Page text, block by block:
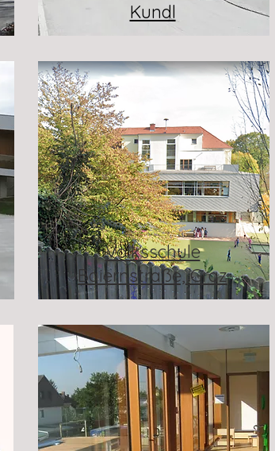
Kundl
Volksschule
Baiernstraße, Graz